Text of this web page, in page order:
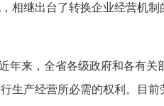
相继出台了转换企业经营机制
年来，全省各级政府和各有关
生产经营所必需的权利。目前